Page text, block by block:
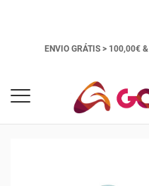
ENVIO GRÁTIS > 100,00€ &